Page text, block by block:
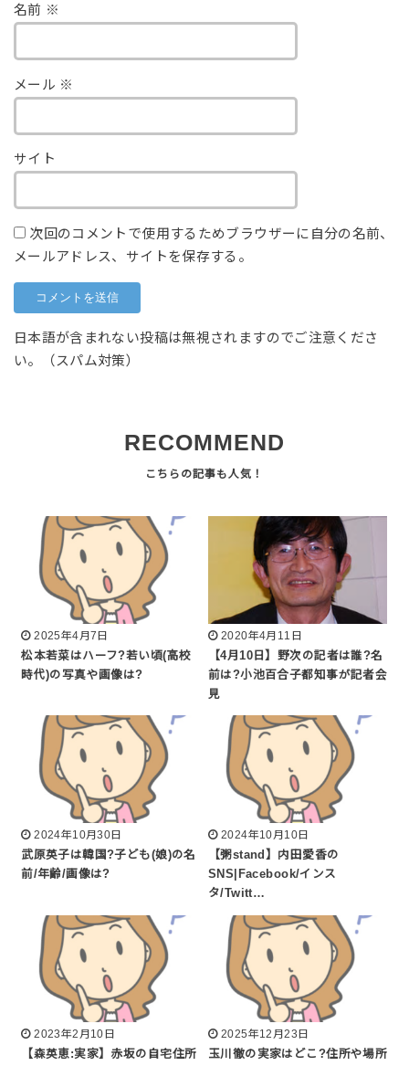
名前 ※
メール ※
サイト
次回のコメントで使用するためブラウザーに自分の名前、
メールアドレス、サイトを保存する。
日本語が含まれない投稿は無視されますのでご注意くださ
い。（スパム対策）
RECOMMEND
2025年4月7日
松本若菜はハーフ?若い頃(高校
時代)の写真や画像は?
2020年4月11日
【4月10日】野次の記者は誰?名
前は?小池百合子都知事が記者会
見
2024年10月30日
武原英子は韓国?子ども(娘)の名
前/年齢/画像は?
2024年10月10日
【粥stand】内田愛香の
SNS|Facebook/インス
タ/Twitt…
2023年2月10日
【森英恵:実家】赤坂の自宅住所
2025年12月23日
玉川徹の実家はどこ?住所や場所